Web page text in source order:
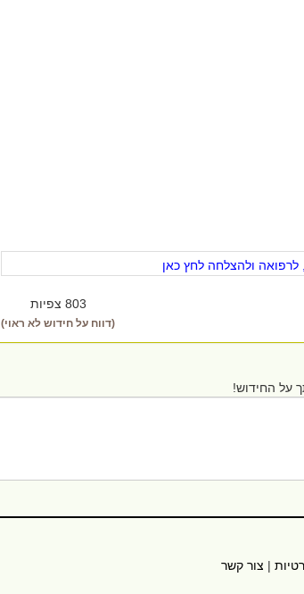
ולהצלחה לחץ כאן
803 צפיות
(דווח על חידוש לא ראוי)
על החידוש!
| צור קשר